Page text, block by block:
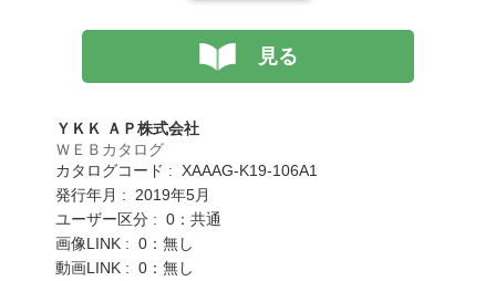
見る
ＹＫＫ ＡＰ株式会社
ＷＥＢカタログ
カタログコード : XAAAG-K19-106A1
発行年月 : 2019年5月
ユーザー区分 : 0：共通
画像LINK : 0：無し
動画LINK : 0：無し